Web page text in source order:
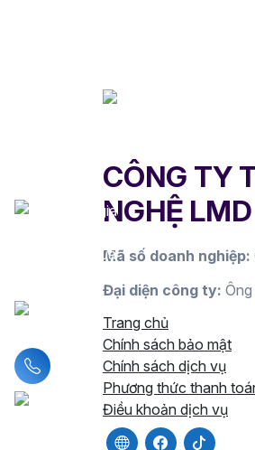
CÔNG TY
NGHỆ LMD
Mã số doanh nghiệp:
Đại diện công ty:
Trang chủ
Chính sách bảo mật
Chính sách dịch vụ
Phương thức thanh
Điều khoản dịch vụ
Liên hệ hotline